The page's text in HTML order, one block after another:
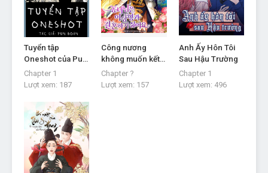
Chapter 12- Chapter 12
Tháng 8 25, 2022
Chapter 11 - Chapter 11
Tháng 8 25, 2022
Chapter 10- Chapter 10
Chapter 9- Chapter 9
Tháng 8 25, 2022
Chapter 8- Chapter 8
Tháng 8 25, 2022
Tuyển tập
Oneshot của Pun
Đoàn
Chapter 1
Lượt xem: 187
Công nương
không muốn kết
hôn với mẫu
người lý tưởng
Chapter ?
Lượt xem: 157
Anh Ấy Hôn Tôi
Sau Hậu Trường
Chapter 1
Lượt xem: 496